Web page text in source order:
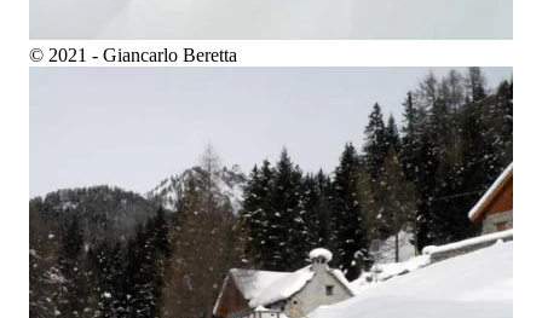
© 2021 - Giancarlo Beretta